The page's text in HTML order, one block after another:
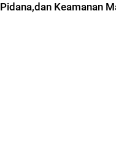
Pidana,dan Keamanan